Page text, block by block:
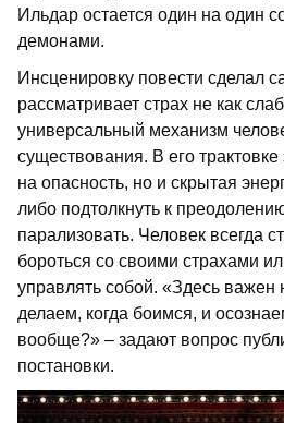
Ильдар остается один на один
демонами.
Инсценировку повести сделал
рассматривает страх не как
универсальный механизм
существования. В его трактовке
на опасность, но и скрытая
либо подтолкнуть к
парализовать. Человек всегда
бороться со своими страхами
управлять собой. «Здесь важен
делаем, когда боимся, и
вообще?» – задают вопрос
постановки.